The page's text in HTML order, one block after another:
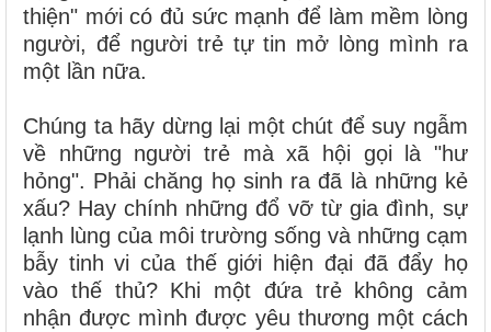
thiện" mới có đủ sức mạnh để làm mềm lòng
người, để người trẻ tự tin mở lòng mình ra
một lần nữa.
Chúng ta hãy dừng lại một chút để suy ngẫm
về những người trẻ mà xã hội gọi là "hư
hỏng". Phải chăng họ sinh ra đã là những kẻ
xấu? Hay chính những đổ vỡ từ gia đình, sự
lạnh lùng của môi trường sống và những cạm
bẫy tinh vi của thế giới hiện đại đã đẩy họ
vào thế thủ? Khi một đứa trẻ không cảm
nhận được mình được yêu thương một cách